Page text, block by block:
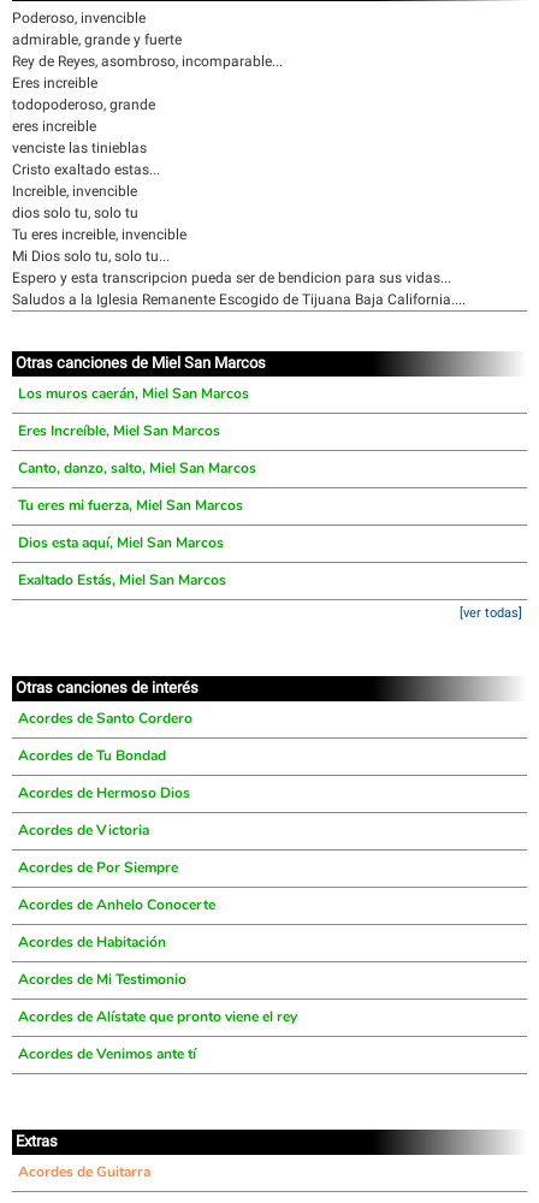
Poderoso, invencible
admirable, grande y fuerte
Rey de Reyes, asombroso, incomparable...
Eres increible
todopoderoso, grande
eres increible
venciste las tinieblas
Cristo exaltado estas...
Increible, invencible
dios solo tu, solo tu
Tu eres increible, invencible
Mi Dios solo tu, solo tu...
Espero y esta transcripcion pueda ser de bendicion para sus vidas...
Saludos a la Iglesia Remanente Escogido de Tijuana Baja California....
Otras canciones de Miel San Marcos
Los muros caerán, Miel San Marcos
Eres Increíble, Miel San Marcos
Canto, danzo, salto, Miel San Marcos
Tu eres mi fuerza, Miel San Marcos
Dios esta aquí, Miel San Marcos
Exaltado Estás, Miel San Marcos
[ver todas]
Otras canciones de interés
Acordes de Santo Cordero
Acordes de Tu Bondad
Acordes de Hermoso Dios
Acordes de Victoria
Acordes de Por Siempre
Acordes de Anhelo Conocerte
Acordes de Habitación
Acordes de Mi Testimonio
Acordes de Alístate que pronto viene el rey
Acordes de Venimos ante tí
Extras
Acordes de Guitarra